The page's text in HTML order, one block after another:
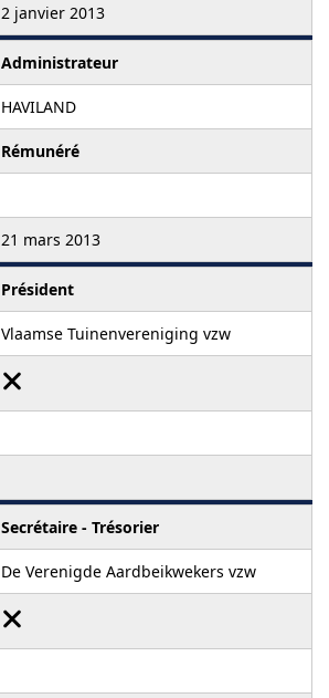
2 janvier 2013
Administrateur
HAVILAND
Rémunéré
21 mars 2013
Président
Vlaamse Tuinenvereniging vzw
Secrétaire - Trésorier
De Verenigde Aardbeikwekers vzw